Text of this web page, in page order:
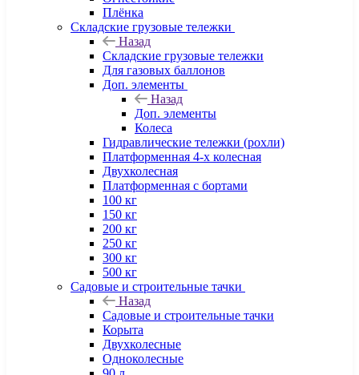
Плёнка
Складские грузовые тележки
Назад
Складские грузовые тележки
Для газовых баллонов
Доп. элементы
Назад
Доп. элементы
Колеса
Гидравлические тележки (рохли)
Платформенная 4-х колесная
Двухколесная
Платформенная с бортами
100 кг
150 кг
200 кг
250 кг
300 кг
500 кг
Садовые и строительные тачки
Назад
Садовые и строительные тачки
Корыта
Двухколесные
Одноколесные